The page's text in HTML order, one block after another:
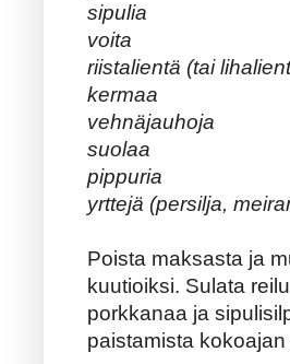
sipulia
voita
riistalientä (tai
kermaa
vehnäjauhoja
suolaa
pippuria
yrttejä (persilja,
Poista maksasta ja
kuutioiksi. Sulata
porkkanaa ja
paistamista